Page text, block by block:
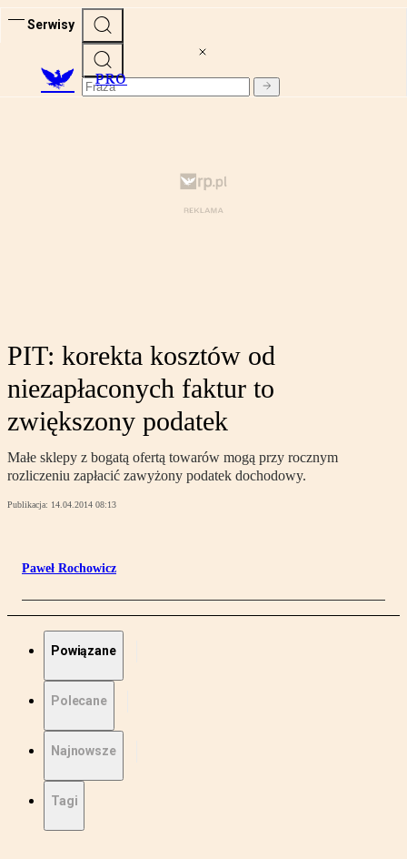
Serwisy
PRO
PIT: korekta kosztów od
niezapłaconych faktur to
zwiększony podatek
Małe sklepy z bogatą ofertą towarów mogą przy rocznym
rozliczeniu zapłacić zawyżony podatek dochodowy.
Publikacja: 14.04.2014 08:13
Paweł Rochowicz
Powiązane
Polecane
Najnowsze
Tagi